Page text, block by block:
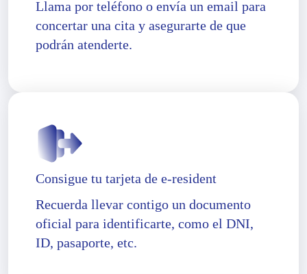
Llama por teléfono o envía un email para
concertar una cita y asegurarte de que
podrán atenderte.
Consigue tu tarjeta de e-resident
Recuerda llevar contigo un documento
oficial para identificarte, como el DNI,
ID, pasaporte, etc.